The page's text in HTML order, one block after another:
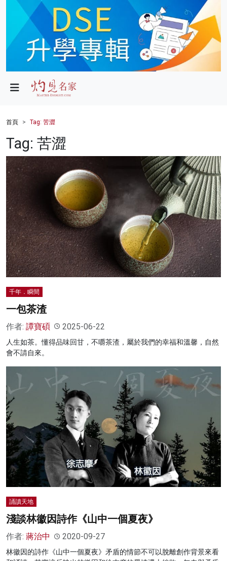
政局
財經
健康
商業
影片
名家榜
灼見活動
首頁 Tag: 苦澀
Tag: 苦澀
千年．瞬間
一包茶渣
作者: 譚寶碩 2025-06-22
人生如茶。懂得品味回甘，不嚼茶渣，屬於我們的幸福和溫馨，自然
會不請自來。
誦讀天地
淺談林徽因詩作《山中一個夏夜》
作者: 蔣治中 2020-09-27
林徽因的詩作《山中一個夏夜》矛盾的情節不可以脫離創作背景來看